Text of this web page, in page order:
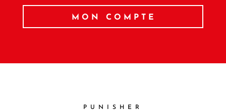
MON COMPTE
PUNISHER